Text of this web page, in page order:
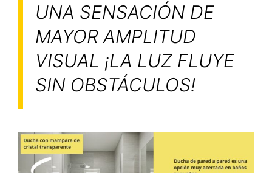
UNA SENSACIÓN DE
MAYOR AMPLITUD
VISUAL ¡LA LUZ FLUYE
SIN OBSTÁCULOS!